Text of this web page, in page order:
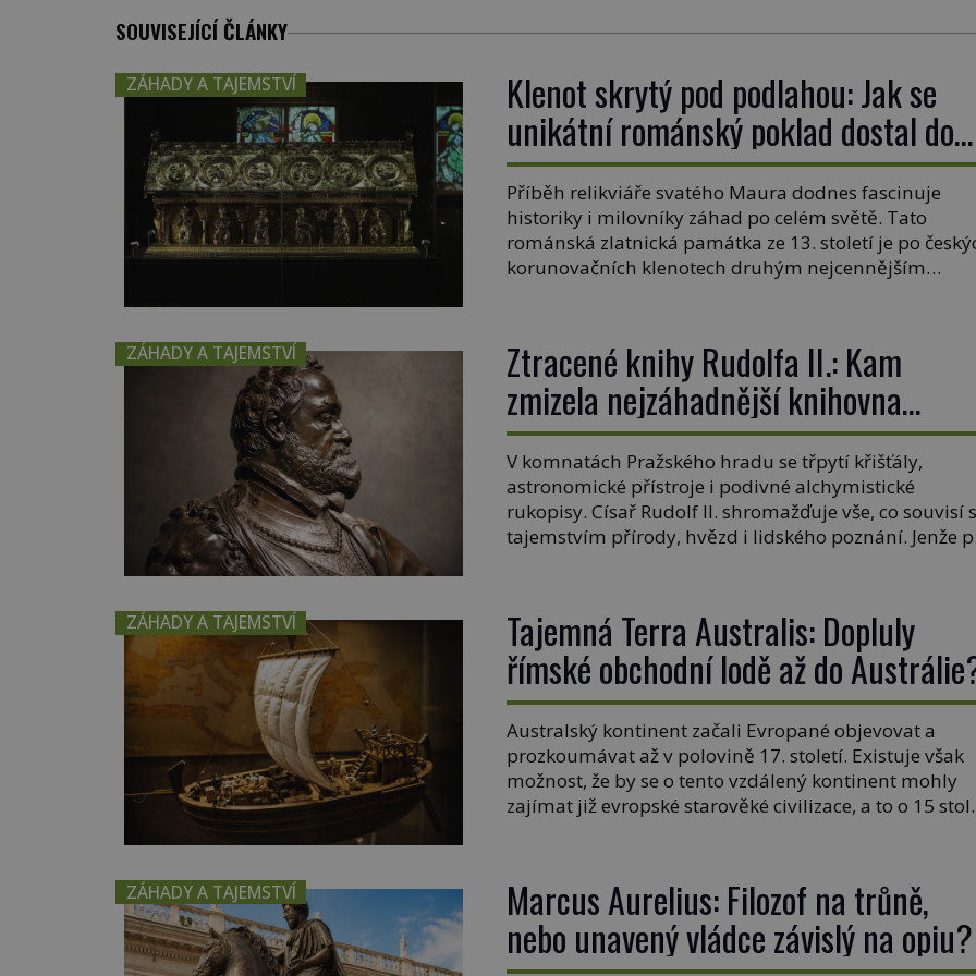
SOUVISEJÍCÍ ČLÁNKY
ZÁHADY A TAJEMSTVÍ Klenot skrytý pod podlahou: Jak se
unikátní románský poklad dostal do
zapadlého Bečova?
Příběh relikviáře svatého Maura dodnes fascinuje
historiky i milovníky záhad po celém světě. Tato
románská zlatnická památka ze 13. století je po
korunovačních klenotech druhým nejcennějším
kriminalistů úspěšně nalezen, jeho minulost stále
obestírá hustá mlha. Otázky, jak přesně se tato […]
ZÁHADY A TAJEMSTVÍ Ztracené knihy Rudolfa II.: Kam
zmizela nejzáhadnější knihovna
Evropy?
V komnatách Pražského hradu se třpytí křišťály,
astronomické přístroje i podivné alchymistické
rukopisy. Císař Rudolf II. shromažďuje vše, co souvisí s
tajemstvím přírody, hvězd i lidského poznání. Jenže
existují ještě někde zapomenuté rukopisy, které nikdo
[…]
ZÁHADY A TAJEMSTVÍ Tajemná Terra Australis: Dopluly
římské obchodní lodě až do
Australský kontinent začali Evropané objevovat a
prozkoumávat až v polovině 17. století. Existuje však
možnost, že by se o tento vzdálený kontinent mohly
zajímat již evropské starověké civilizace, a to o 15
Proč? Do jisté míry to byl smysl pro […]
ZÁHADY A TAJEMSTVÍ Marcus Aurelius: Filozof na trůně,
nebo unavený vládce závislý na opiu?